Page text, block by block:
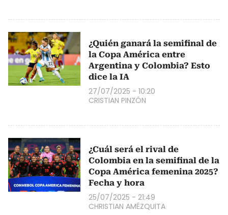
¿Quién ganará la semifinal de
la Copa América entre
Argentina y Colombia? Esto
dice la IA
27/07/2025 - 10:20
CRISTIAN PINZÓN
¿Cuál será el rival de
Colombia en la semifinal de la
Copa América femenina 2025?
Fecha y hora
25/07/2025 - 21:49
CHRISTIAN AMÉZQUITA